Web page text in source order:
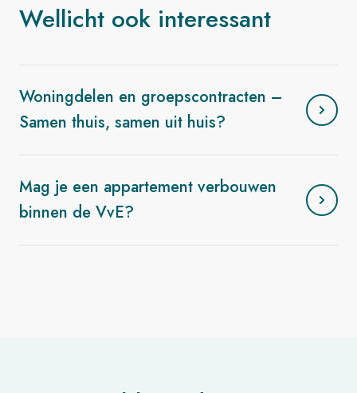
Wellicht ook interessant
Woningdelen en groepscontracten –
Samen thuis, samen uit huis?
Mag je een appartement verbouwen
binnen de VvE?